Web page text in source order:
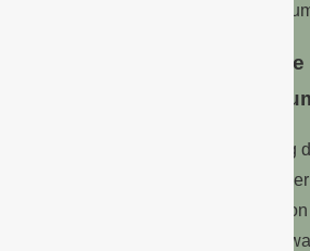
lagen gegenüber September 2022
Preise für
gegenüber dem Vormonat
Im Vergleich zum August 2023 stieg
Verbraucherpreisindex im
Energiepreise insgesamt stiegen
September 2023 um 0,8 %. Teurer